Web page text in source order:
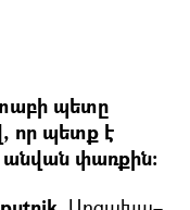
պետը
որ պետք է
անվան փառքին: